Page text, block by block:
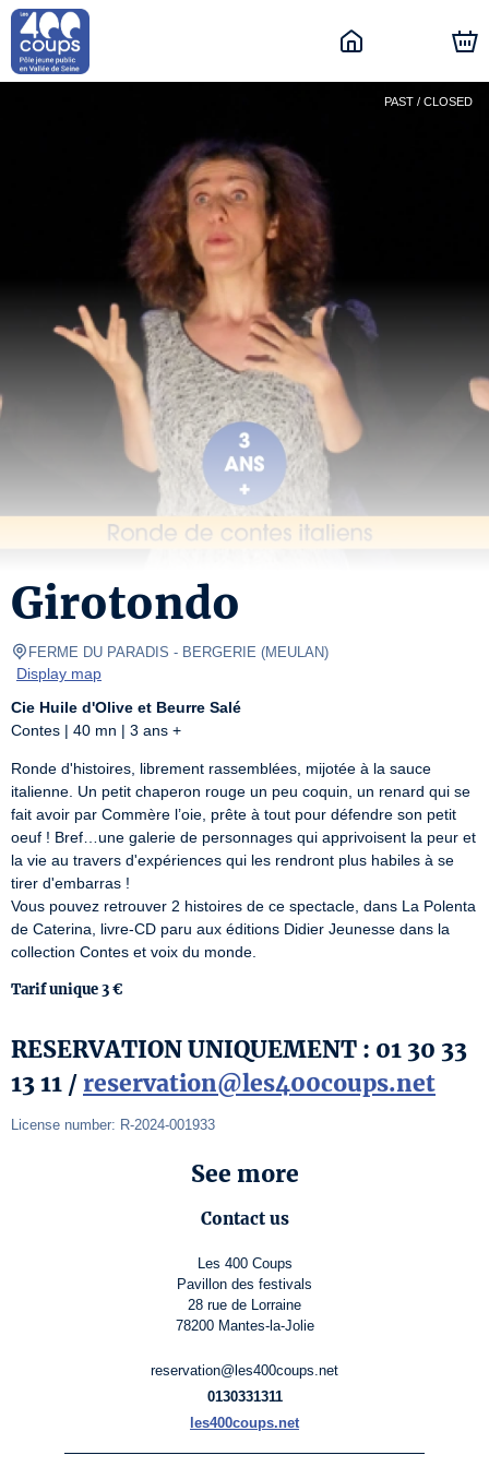
PAST / CLOSED
Girotondo
FERME DU PARADIS - BERGERIE (MEULAN)
Display map
Cie Huile d'Olive et Beurre Salé
Contes | 40 mn | 3 ans +
Ronde d'histoires, librement rassemblées, mijotée à la sauce
italienne. Un petit chaperon rouge un peu coquin, un renard qui se
fait avoir par Commère l’oie, prête à tout pour défendre son petit
oeuf ! Bref…une galerie de personnages qui apprivoisent la peur et
la vie au travers d'expériences qui les rendront plus habiles à se
tirer d'embarras !
Vous pouvez retrouver 2 histoires de ce spectacle, dans La Polenta
de Caterina, livre-CD paru aux éditions Didier Jeunesse dans la
collection Contes et voix du monde.
Tarif unique 3 €
RESERVATION UNIQUEMENT : 01 30 33
13 11 / reservation@les400coups.net
License number: R-2024-001933
See more
Contact us
Les 400 Coups
Pavillon des festivals
28 rue de Lorraine
78200 Mantes-la-Jolie
reservation@les400coups.net
0130331311
les400coups.net